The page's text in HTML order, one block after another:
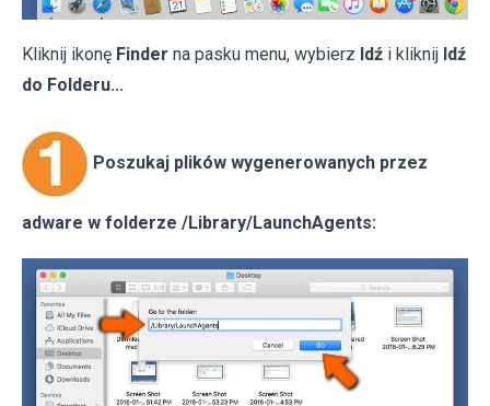
Kliknij ikonę Finder na pasku menu, wybierz Idź i kliknij Idź
do Folderu...
Poszukaj plików wygenerowanych przez
adware w folderze /Library/LaunchAgents: